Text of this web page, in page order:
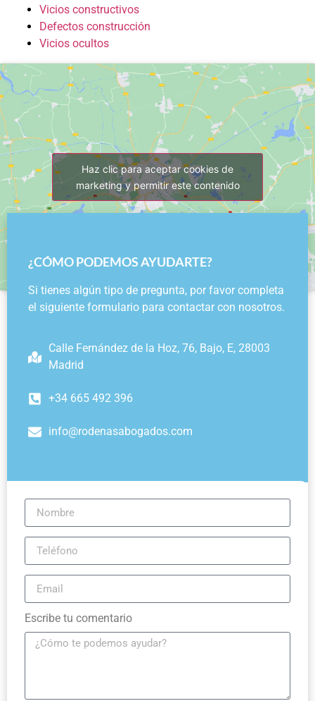
Vicios constructivos
Defectos construcción
Vicios ocultos
Haz clic para aceptar cookies de
marketing y permitir este contenido
¿CÓMO PODEMOS AYUDARTE?
Si tienes algún tipo de pregunta, por favor completa
el siguiente formulario para contactar con nosotros.
Calle Fernández de la Hoz, 76, Bajo, E, 28003
Madrid
+34 665 492 396
info@rodenasabogados.com
Escribe tu comentario